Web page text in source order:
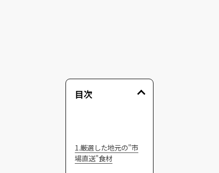
目次
1.厳選した地元の"市
場直送"食材